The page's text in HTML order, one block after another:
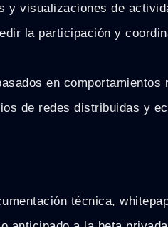
y visualizaciones de
la participación y
en comportamientos
de redes distribuidas y
técnica,